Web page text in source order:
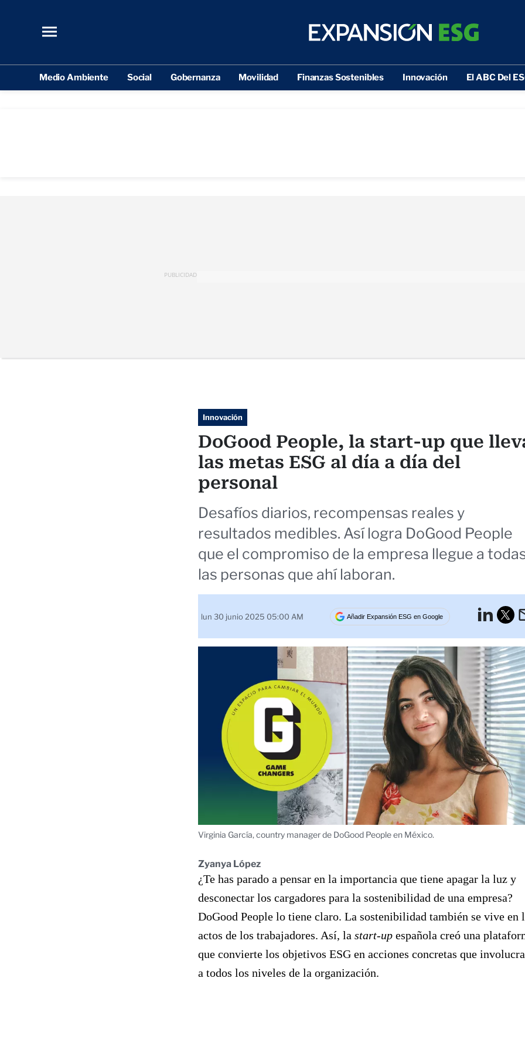
Medio Ambiente Social Gobernanza Movilidad Finanzas Sostenibles Innovación El ABC Del
PUBLICIDAD
Innovación
DoGood People, la start-up que
las metas ESG al día a día del
personal
Desafíos diarios, recompensas reales y
resultados medibles. Así logra DoGood People
que el compromiso de la empresa llegue a
las personas que ahí laboran.
lun 30 junio 2025 05:00 AM Añadir Expansión ESG en Google
Virginia García, country manager de DoGood People en México.
Zyanya López
¿Te has parado a pensar en la importancia que tiene apagar la luz y
desconectar los cargadores para la sostenibilidad de una empresa?
DoGood People lo tiene claro. La sostenibilidad también se vive en
actos de los trabajadores. Así, la start-up española creó una
que convierte los objetivos ESG en acciones concretas que
a todos los niveles de la organización.